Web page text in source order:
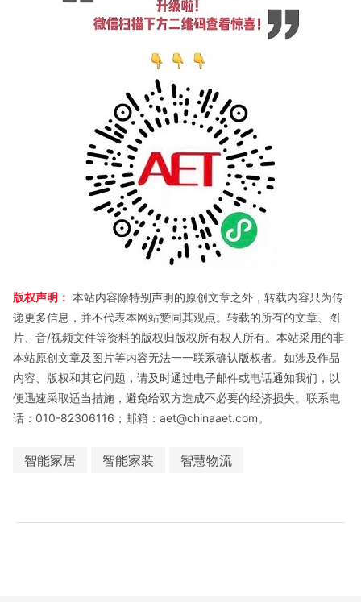
版权声明： 本站内容除特别声明的原创文章之外，转载内容只为传
递更多信息，并不代表本网站赞同其观点。转载的所有的文章、图
片、音/视频文件等资料的版权归版权所有权人所有。本站采用的非
本站原创文章及图片等内容无法一一联系确认版权者。如涉及作品
内容、版权和其它问题，请及时通过电子邮件或电话通知我们，以
便迅速采取适当措施，避免给双方造成不必要的经济损失。联系电
话：010-82306116；邮箱：aet@chinaaet.com。
智能家居 智能家装 智慧物流